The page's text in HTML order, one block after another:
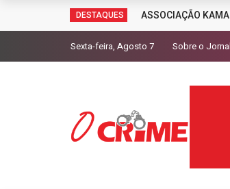
DESTAQUES ASSOCIAÇÃO
Sexta-feira, Agosto 7 Sobre o Jornal